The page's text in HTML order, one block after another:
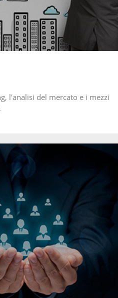
l'analisi del mercato e i mezzi